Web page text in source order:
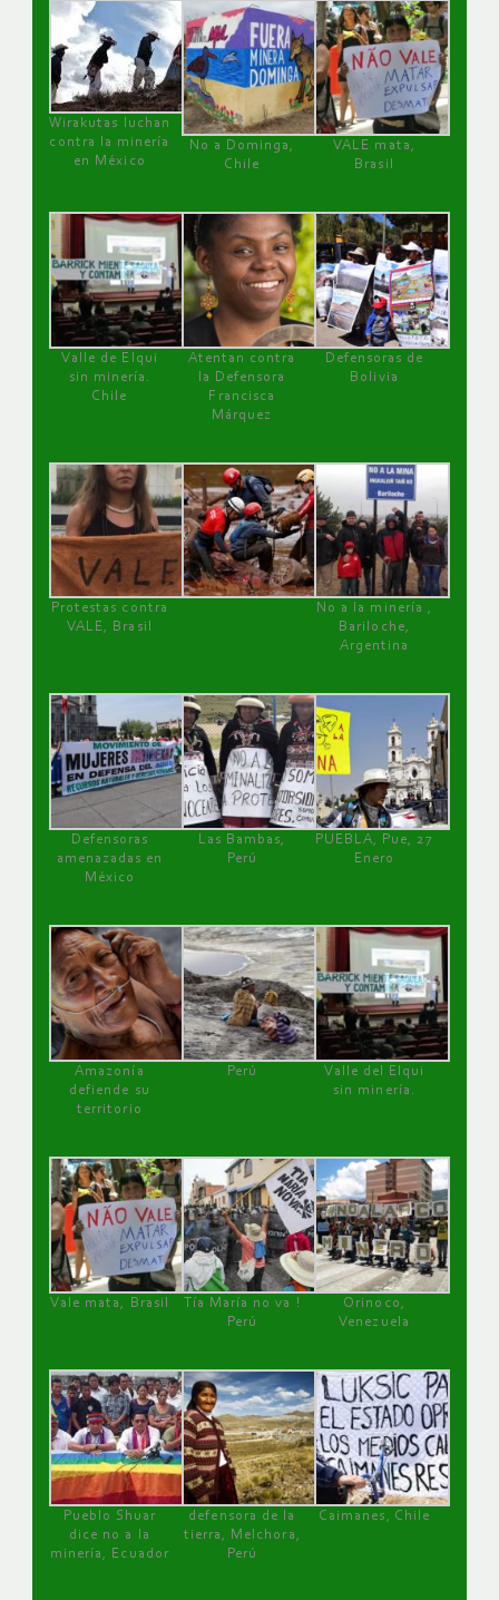
Wirakutas luchan
contra la minería
en México
No a Dominga,
Chile
VALE mata,
Brasil
Valle de Elqui
sin minería.
Chile
Atentan contra
la Defensora
Francisca
Márquez
Defensoras de
Bolivia
Protestas contra
VALE, Brasil
No a la minería ,
Bariloche,
Argentina
Defensoras
amenazadas en
México
Las Bambas,
Perú
PUEBLA, Pue, 27
Enero
Amazonía
defiende su
territorio
Perú
Valle del Elqui
sin minería.
Vale mata, Brasil
Tía María no va !
Perú
Orinoco,
Venezuela
Pueblo Shuar
dice no a la
minería, Ecuador
defensora de la
tierra, Melchora,
Perú
Caimanes, Chile